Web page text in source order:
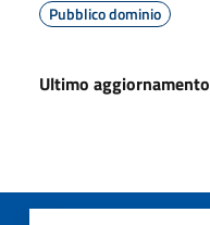
Pubblico dominio
Ultimo aggiornamento